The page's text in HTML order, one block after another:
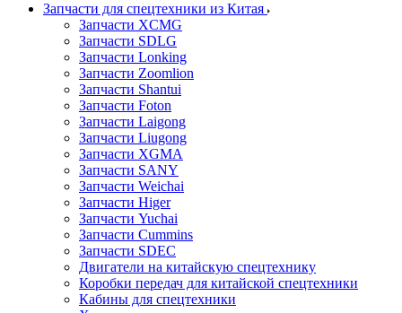
Запчасти для спецтехники из Китая
Запчасти XCMG
Запчасти SDLG
Запчасти Lonking
Запчасти Zoomlion
Запчасти Shantui
Запчасти Foton
Запчасти Laigong
Запчасти Liugong
Запчасти XGMA
Запчасти SANY
Запчасти Weichai
Запчасти Higer
Запчасти Yuchai
Запчасти Cummins
Запчасти SDEC
Двигатели на китайскую спецтехнику
Коробки передач для китайской спецтехники
Кабины для спецтехники